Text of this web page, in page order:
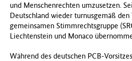
und Menschenrechten umzusetzen.
Deutschland wieder turnusgemäß den
gemeinsamen Stimmrechtsgruppe
Liechtenstein und Monaco
Während des deutschen PCB-